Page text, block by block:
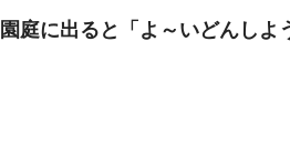
園庭に出ると「よ～いどんし